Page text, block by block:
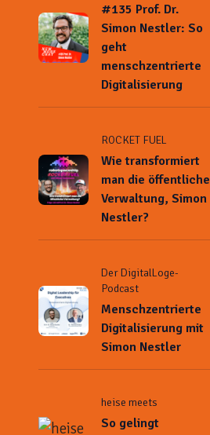
#135 Prof. Dr.
Simon Nestler: So
geht
menschzentrierte
Digitalisierung
ROCKET FUEL
Wie transformiert
man die öffentliche
Verwaltung, Simon
Nestler?
Der DigitalLoge-
Podcast
Menschzentrierte
Digitalisierung mit
Simon Nestler
heise meets
So gelingt